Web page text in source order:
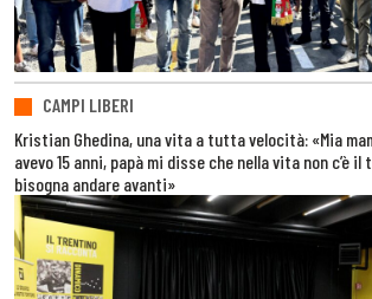
CAMPI LIBERI
Kristian Ghedina, una vita a tutta velocità: «Mia
avevo 15 anni, papà mi disse che nella vita non c’è
bisogna andare avanti»